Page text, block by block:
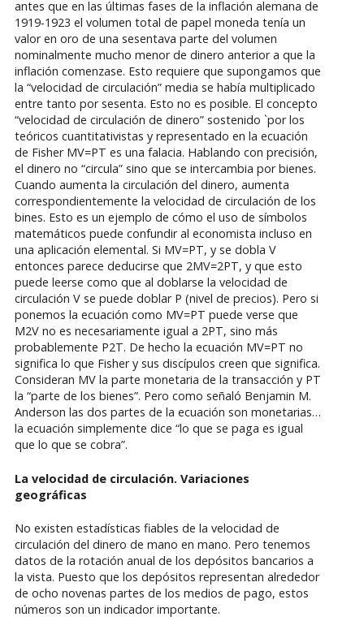
antes que en las últimas fases de la inflación alemana de
1919-1923 el volumen total de papel moneda tenía un
valor en oro de una sesentava parte del volumen
nominalmente mucho menor de dinero anterior a que la
inflación comenzase. Esto requiere que supongamos que
la “velocidad de circulación” media se había multiplicado
entre tanto por sesenta. Esto no es posible. El concepto
“velocidad de circulación de dinero” sostenido `por los
teóricos cuantitativistas y representado en la ecuación
de Fisher MV=PT es una falacia. Hablando con precisión,
el dinero no “circula” sino que se intercambia por bienes.
Cuando aumenta la circulación del dinero, aumenta
correspondientemente la velocidad de circulación de los
bines. Esto es un ejemplo de cómo el uso de símbolos
matemáticos puede confundir al economista incluso en
una aplicación elemental. Si MV=PT, y se dobla V
entonces parece deducirse que 2MV=2PT, y que esto
puede leerse como que al doblarse la velocidad de
circulación V se puede doblar P (nivel de precios). Pero si
ponemos la ecuación como MV=PT puede verse que
M2V no es necesariamente igual a 2PT, sino más
probablemente P2T. De hecho la ecuación MV=PT no
significa lo que Fisher y sus discípulos creen que significa.
Consideran MV la parte monetaria de la transacción y PT
la “parte de los bienes”. Pero como señaló Benjamin M.
Anderson las dos partes de la ecuación son monetarias…
la ecuación simplemente dice “lo que se paga es igual
que lo que se cobra”.
La velocidad de circulación. Variaciones
geográficas
No existen estadísticas fiables de la velocidad de
circulación del dinero de mano en mano. Pero tenemos
datos de la rotación anual de los depósitos bancarios a
la vista. Puesto que los depósitos representan alrededor
de ocho novenas partes de los medios de pago, estos
números son un indicador importante.